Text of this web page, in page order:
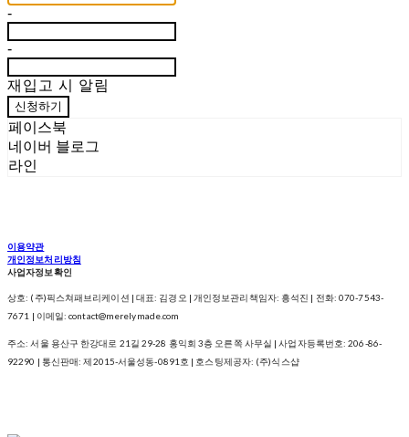
-
-
재입고 시 알림
신청하기
페이스북
네이버 블로그
라인
이용약관
개인정보처리방침
사업자정보확인
상호: (주)픽스쳐패브리케이션 | 대표: 김경오 | 개인정보관리책임자: 흥석진 | 전화: 070-7543-
7671 | 이메일: contact@merelymade.com
주소: 서울 용산구 한강대로 21길 29-28 홍익회 3층 오른쪽 사무실 | 사업자등록번호:206-86-
92290 | 통신판매:제2015-서울성동-0891호 | 호스팅제공자: (주)식스샵